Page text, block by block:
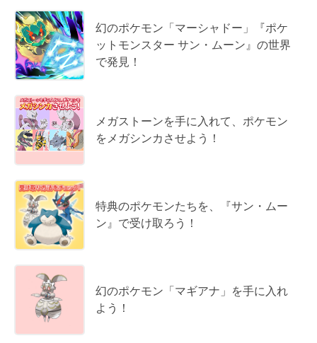
幻のポケモン「マーシャドー」『ポケ
ットモンスター サン・ムーン』の世界
で発見！
メガストーンを手に入れて、ポケモン
をメガシンカさせよう！
特典のポケモンたちを、『サン・ムー
ン』で受け取ろう！
幻のポケモン「マギアナ」を手に入れ
よう！